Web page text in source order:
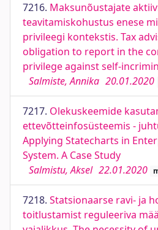
7216. Maksunõustajate
teavitamiskohustus enese
privileegi kontekstis. Tax
obligation to report in the
privilege against self-
Salmiste, Annika 20.01.2020
7217. Olekuskeemide
ettevõtteinfosüsteemis -
Applying Statecharts in
System. A Case Study
Salmistu, Aksel 22.01.2020
7218. Statsionaarse ravi- ja
toitlustamist reguleeriva